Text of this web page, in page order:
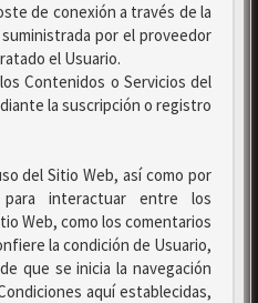
de conexión a través de la
por el proveedor
el Usuario.
Contenidos o Servicios del
la suscripción o registro
del Sitio Web, así como por
interactuar entre los
Web, como los comentarios
la condición de Usuario,
que se inicia la navegación
aquí establecidas,